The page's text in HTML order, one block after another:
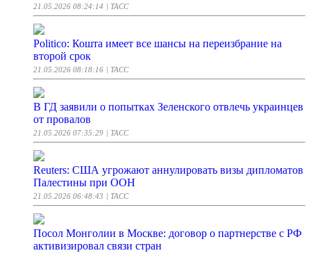
21.05.2026 08:24:14 | ТАСС
Politico: Кошта имеет все шансы на переизбрание на
второй срок
21.05.2026 08:18:16 | ТАСС
В ГД заявили о попытках Зеленского отвлечь украинцев
от провалов
21.05.2026 07:35:29 | ТАСС
Reuters: США угрожают аннулировать визы дипломатов
Палестины при ООН
21.05.2026 06:48:43 | ТАСС
Посол Монголии в Москве: договор о партнерстве с РФ
активизировал связи стран